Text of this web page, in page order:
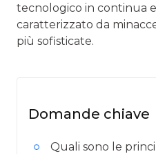
tecnologico in continua
caratterizzato da
più sofisticate.
Domande chiave
Quali sono le